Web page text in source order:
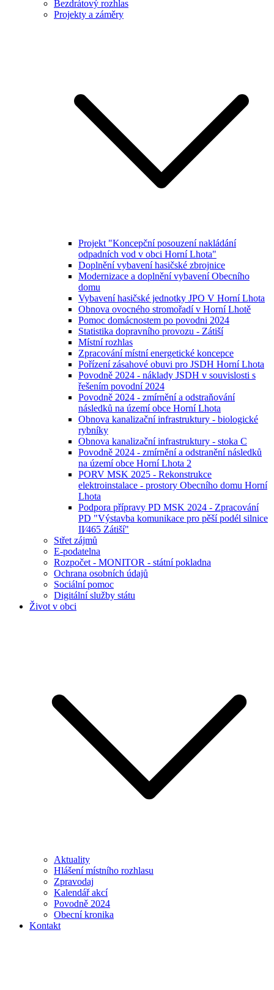
Bezdrátový rozhlas
Projekty a záměry
Projekt "Koncepční posouzení nakládání
odpadních vod v obci Horní Lhota"
Doplnění vybavení hasičské zbrojnice
Modernizace a doplnění vybavení Obecního
domu
Vybavení hasičské jednotky JPO V Horní Lhota
Obnova ovocného stromořadí v Horní Lhotě
Pomoc domácnostem po povodni 2024
Statistika dopravního provozu - Zátiší
Místní rozhlas
Zpracování místní energetické koncepce
Pořízení zásahové obuvi pro JSDH Horní Lhota
Povodně 2024 - náklady JSDH v souvislosti s
řešením povodní 2024
Povodně 2024 - zmírnění a odstraňování
následků na území obce Horní Lhota
Obnova kanalizační infrastruktury - biologické
rybníky
Obnova kanalizační infrastruktury - stoka C
Povodně 2024 - zmírnění a odstranění následků
na území obce Horní Lhota 2
PORV MSK 2025 - Rekonstrukce
elektroinstalace - prostory Obecního domu Horní
Lhota
Podpora přípravy PD MSK 2024 - Zpracování
PD "Výstavba komunikace pro pěší podél silnice
II⁄465 Zátiší"
Střet zájmů
E-podatelna
Rozpočet - MONITOR - státní pokladna
Ochrana osobních údajů
Sociální pomoc
Digitální služby státu
Život v obci
Aktuality
Hlášení místního rozhlasu
Zpravodaj
Kalendář akcí
Povodně 2024
Obecní kronika
Kontakt